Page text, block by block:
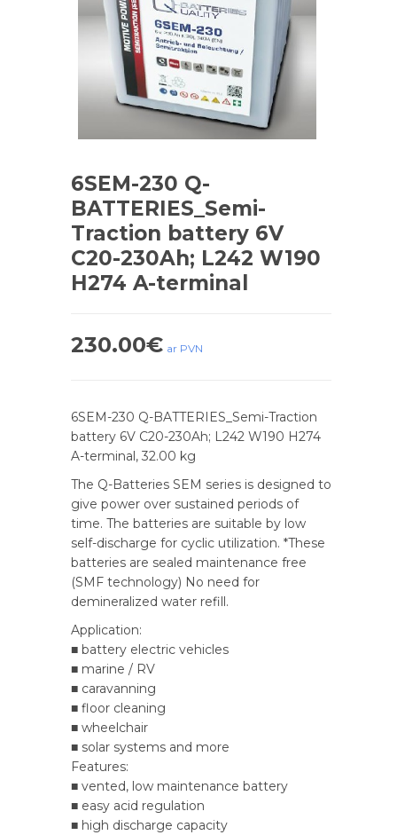
6SEM-230 Q-
BATTERIES_Semi-
Traction battery 6V
C20-230Ah; L242 W190
H274 A-terminal
230.00€ ar PVN
6SEM-230 Q-BATTERIES_Semi-Traction
battery 6V C20-230Ah; L242 W190 H274
A-terminal, 32.00 kg
The Q-Batteries SEM series is designed to
give power over sustained periods of
time. The batteries are suitable by low
self-discharge for cyclic utilization. *These
batteries are sealed maintenance free
(SMF technology) No need for
demineralized water refill.
Application:
■ battery electric vehicles
■ marine / RV
■ caravanning
■ floor cleaning
■ wheelchair
■ solar systems and more
Features:
■ vented, low maintenance battery
■ easy acid regulation
■ high discharge capacity